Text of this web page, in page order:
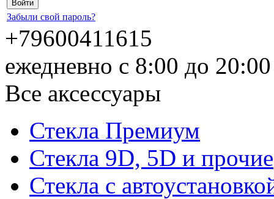
Забыли свой пароль?
+79600411615
ежедневно с 8:00 до
Все аксессуары
Стекла Премиум
Стекла 9D, 5D и прочие
Стекла с